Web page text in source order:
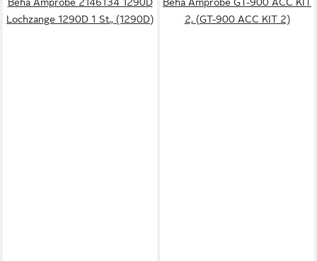
Lochzange 1290D 1 St., (1290D)
2, (GT-900 ACC KIT 2)